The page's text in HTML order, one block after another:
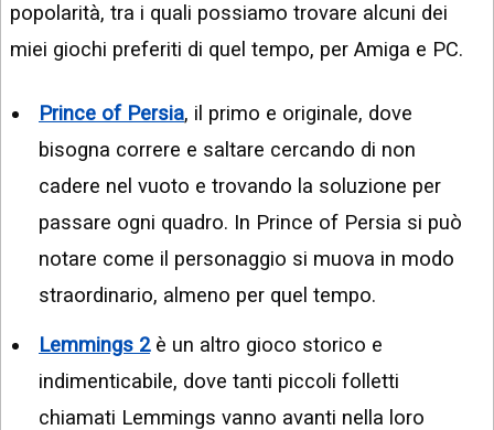
popolarità, tra i quali possiamo trovare alcuni dei
miei giochi preferiti di quel tempo, per Amiga e PC.
Prince of Persia, il primo e originale, dove
bisogna correre e saltare cercando di non
cadere nel vuoto e trovando la soluzione per
passare ogni quadro. In Prince of Persia si può
notare come il personaggio si muova in modo
straordinario, almeno per quel tempo.
Lemmings 2è un altro gioco storico e
indimenticabile, dove tanti piccoli folletti
chiamati Lemmings vanno avanti nella loro